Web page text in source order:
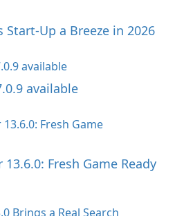
Start-Up a Breeze in 2026
available
Fresh Game Ready